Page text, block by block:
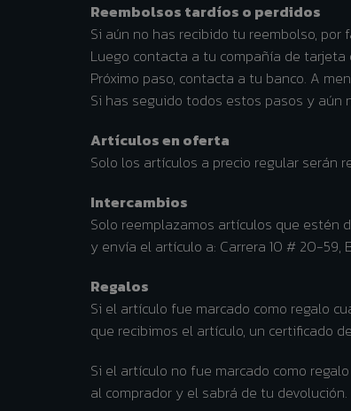
Reembolsos tardíos o perdidos
Si aún no has recibido tu reembolso,
Luego contacta a tu compañía de
Próximo paso, contacta a tu banco. A
Si has seguido todos estos pasos y aún
Artículos en oferta
Solo los artículos a precio regular serán
Intercambios
Solo reemplazamos artículos que estén
y envía el artículo a: Carrera 10 # 20-59,
Regalos
Si el artículo fue marcado como regalo
que recibimos el artículo, un certificado
Si el artículo no fue marcado como
al comprador y el sabrá de tu devolución.